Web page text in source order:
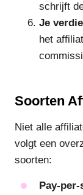
schrijft
Je
het
Soorten
Niet alle
volgt een
soorten:
Pay-per-